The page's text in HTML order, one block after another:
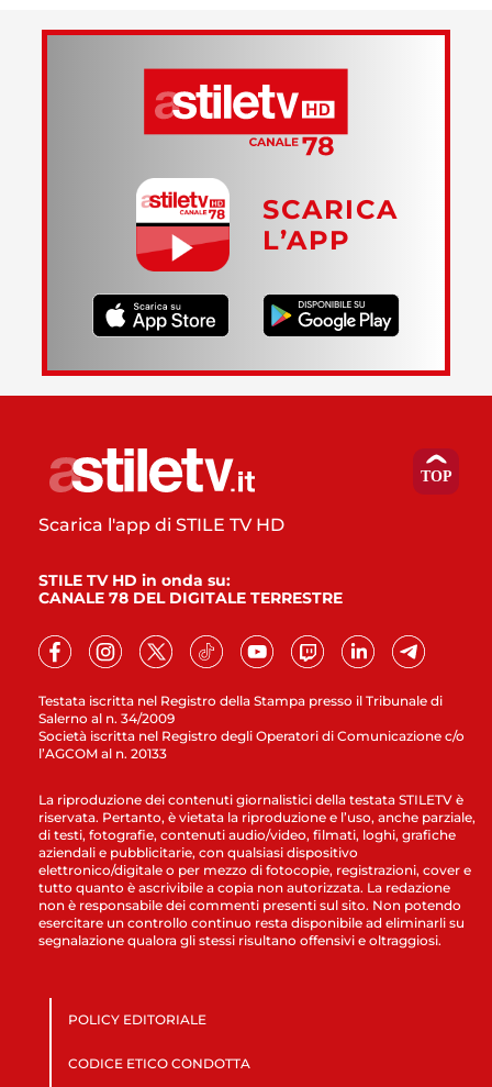
SCARICA
L’APP
Testata iscritta nel Registro della Stampa presso il Tribunale di
Salerno al n. 34/2009
Società iscritta nel Registro degli Operatori di Comunicazione c/o
l’AGCOM al n. 20133
Scarica l'app di STILE TV HD
STILE TV HD in onda su:
CANALE 78 DEL DIGITALE TERRESTRE
La riproduzione dei contenuti giornalistici della testata STILETV è
riservata. Pertanto, è vietata la riproduzione e l’uso, anche parziale,
di testi, fotografie, contenuti audio/video, filmati, loghi, grafiche
aziendali e pubblicitarie, con qualsiasi dispositivo
elettronico/digitale o per mezzo di fotocopie, registrazioni, cover e
tutto quanto è ascrivibile a copia non autorizzata. La redazione
non è responsabile dei commenti presenti sul sito. Non potendo
esercitare un controllo continuo resta disponibile ad eliminarli su
segnalazione qualora gli stessi risultano offensivi e oltraggiosi.
POLICY EDITORIALE
CODICE ETICO CONDOTTA